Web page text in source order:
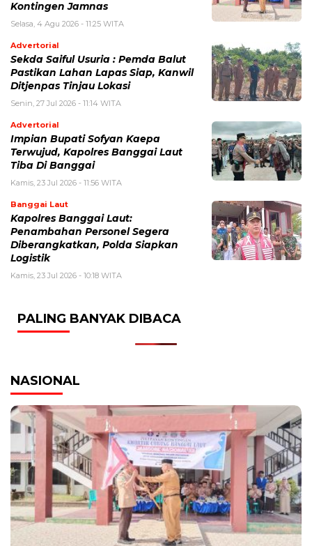
Kontingen Jamnas
Selasa, 4 Agu 2026 - 11:25 WITA
Advertorial
Sekda Saiful Usuria : Pemda Balut
Pastikan Lahan Lapas Siap, Kanwil
Ditjenpas Tinjau Lokasi
Senin, 27 Jul 2026 - 11:14 WITA
Advertorial
Impian Bupati Sofyan Kaepa
Terwujud, Kapolres Banggai Laut
Tiba Di Banggai
Kamis, 23 Jul 2026 - 11:56 WITA
Banggai Laut
Kapolres Banggai Laut:
Penambahan Personel Segera
Diberangkatkan, Polda Siapkan
Logistik
Kamis, 23 Jul 2026 - 10:18 WITA
PALING BANYAK DIBACA
NASIONAL